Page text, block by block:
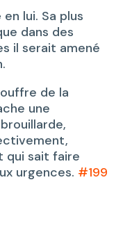
en lui. Sa plus
dans des
il serait amené
de la
une
qui sait faire
urgences. #199